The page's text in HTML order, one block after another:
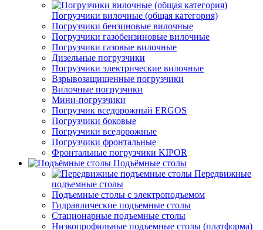
Погрузчики вилочные (общая категория)
Погрузчики бензиновые вилочные
Погрузчики газобензиновые вилочные
Погрузчики газовые вилочные
Дизельные погрузчики
Погрузчики электрические вилочные
Взрывозащищенные погрузчики
Вилочные погрузчики
Мини-погрузчики
Погрузчик вседорожный ERGOS
Погрузчики боковые
Погрузчики вседорожные
Погрузчики фронтальные
Фронтальные погрузчики KIPOR
Подъёмные столы
Передвижные
подъемные столы
Подъемные столы с электроподъемом
Гидравлические подъемные столы
Стационарные подъемные столы
Низкопрофильные подъемные столы (платформа)